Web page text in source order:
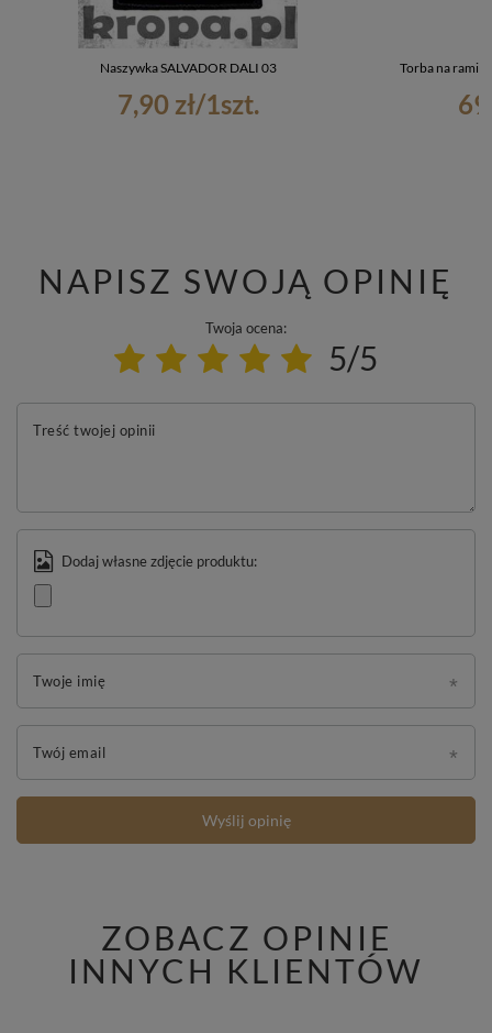
Naszywka SALVADOR DALI 03
7,90 zł/1szt.
Torba na ramię
NAPISZ SWOJĄ OPINIĘ
Twoja ocena:
5/5
Treść twojej opinii
Dodaj własne zdjęcie produktu:
Twoje imię
Twój email
Wyślij opinię
ZOBACZ OPINIE
INNYCH KLIENTÓW